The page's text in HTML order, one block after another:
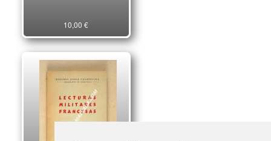
10,00 €